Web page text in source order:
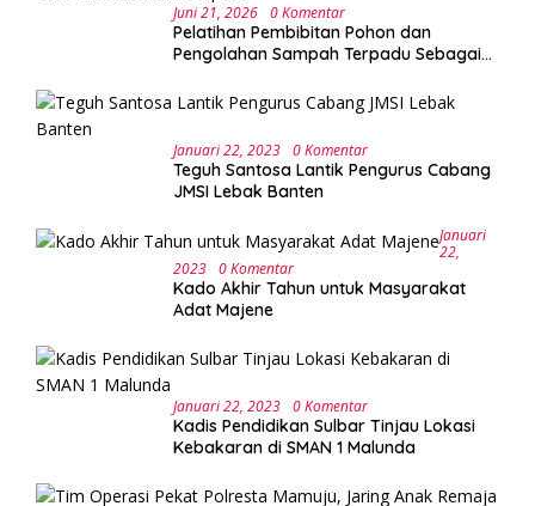
Juni 21, 2026 0 Komentar
Pelatihan Pembibitan Pohon dan
Pengolahan Sampah Terpadu Sebagai
UPA Laboratorium Terpadu
Januari 22, 2023 0 Komentar
Teguh Santosa Lantik Pengurus Cabang
JMSI Lebak Banten
Januari
22,
2023 0 Komentar
Kado Akhir Tahun untuk Masyarakat
Adat Majene
Januari 22, 2023 0 Komentar
Kadis Pendidikan Sulbar Tinjau Lokasi
Kebakaran di SMAN 1 Malunda